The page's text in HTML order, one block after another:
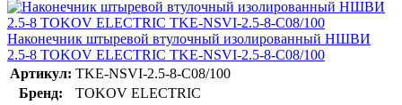
Наконечник штыревой втулочный изолированный НШВИ
2.5-8 TOKOV ELECTRIC TKE-NSVI-2.5-8-C08/100
Артикул: TKE-NSVI-2.5-8-C08/100
Бренд:
TOKOV ELECTRIC